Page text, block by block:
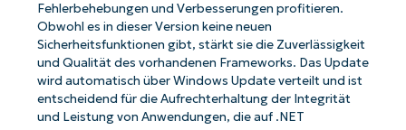
Fehlerbehebungen und Verbesserungen profitieren.
Obwohl es in dieser Version keine neuen
Sicherheitsfunktionen gibt, stärkt sie die Zuverlässigkeit
und Qualität des vorhandenen Frameworks. Das Update
wird automatisch über Windows Update verteilt und ist
entscheidend für die Aufrechterhaltung der Integrität
und Leistung von Anwendungen, die auf .NET